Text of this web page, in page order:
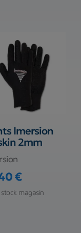
Imersion
2mm
€
stock magasin